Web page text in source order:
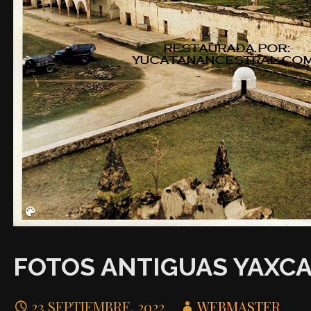
FOTOS ANTIGUAS
23 SEPTIEMBRE, 2022 WEBMASTER